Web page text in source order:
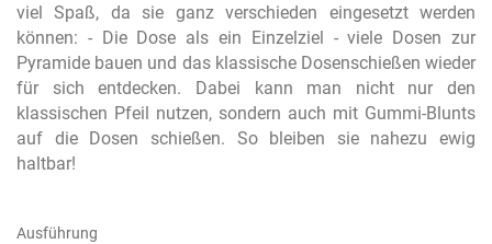
viel Spaß, da sie ganz verschieden eingesetzt werden
können: - Die Dose als ein Einzelziel - viele Dosen zur
Pyramide bauen und das klassische Dosenschießen wieder
für sich entdecken. Dabei kann man nicht nur den
klassischen Pfeil nutzen, sondern auch mit Gummi-Blunts
auf die Dosen schießen. So bleiben sie nahezu ewig
haltbar!
Ausführung